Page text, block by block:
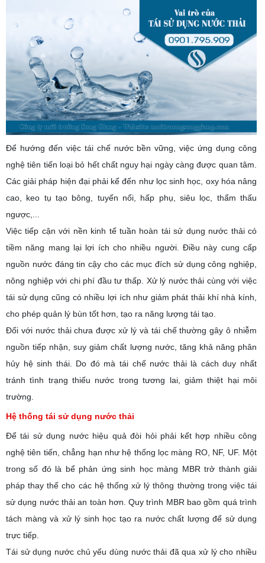
Để hướng đến việc tái chế nước bền vững, việc ứng dụng công
nghệ tiên tiến loại bỏ hết chất nguy hại ngày càng được quan tâm.
Các giải pháp hiện đại phải kể đến như lọc sinh học, oxy hóa nâng
cao, keo tụ tạo bông, tuyển nổi, hấp phụ, siêu lọc, thẩm thấu
ngược,...
Việc tiếp cận với nền kinh tế tuần hoàn tái sử dụng nước thải có
tiềm năng mang lại lợi ích cho nhiều người. Điều này cung cấp
nguồn nước đáng tin cậy cho các mục đích sử dụng công nghiệp,
nông nghiệp với chi phí đầu tư thấp. Xử lý nước thải cùng với việc
tái sử dụng cũng có nhiều lợi ích như giảm phát thải khí nhà kính,
cho phép quản lý bùn tốt hơn, tạo ra năng lượng tái tạo.
Đối với nước thải chưa được xử lý và tái chế thường gây ô nhiễm
nguồn tiếp nhận, suy giảm chất lượng nước, tăng khả năng phân
hủy hệ sinh thái. Do đó mà tái chế nước thải là cách duy nhất
tránh tình trạng thiếu nước trong tương lai, giảm thiệt hại môi
trường.
Hệ thống tái sử dụng nước thải
Để tái sử dụng nước hiệu quả đòi hỏi phải kết hợp nhiều công
nghệ tiên tiến, chẳng hạn như hệ thống lọc màng RO, NF, UF. Một
trong số đó là bể phản ứng sinh học màng MBR trở thành giải
pháp thay thế cho các hệ thống xử lý thông thường trong việc tái
sử dụng nước thải an toàn hơn. Quy trình MBR bao gồm quá trình
tách màng và xử lý sinh học tạo ra nước chất lượng để sử dụng
trực tiếp.
Tái sử dụng nước chủ yếu dùng nước thải đã qua xử lý cho nhiều